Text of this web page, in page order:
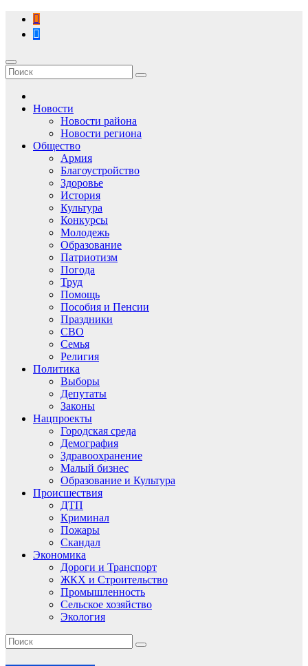
Перейти
содержимому
Новости
Новости района
Новости региона
Общество
Армия
Благоустройство
Здоровье
История
Культура
Конкурсы
Молодежь
Образование
Патриотизм
Погода
Труд
Помощь
Пособия и Пенсии
Праздники
СВО
Семья
Религия
Политика
Выборы
Депутаты
Законы
Нацпроекты
Городская среда
Демография
Здравоохранение
Малый бизнес
Образование и Культура
Происшествия
ДТП
Криминал
Пожары
Скандал
Экономика
Дороги и Транспорт
ЖКХ и Строительство
Промышленность
Сельское хозяйство
Экология